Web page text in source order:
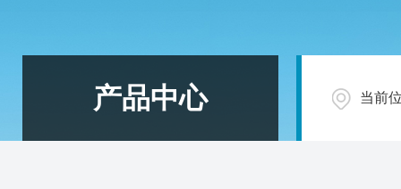
产品中心 当前